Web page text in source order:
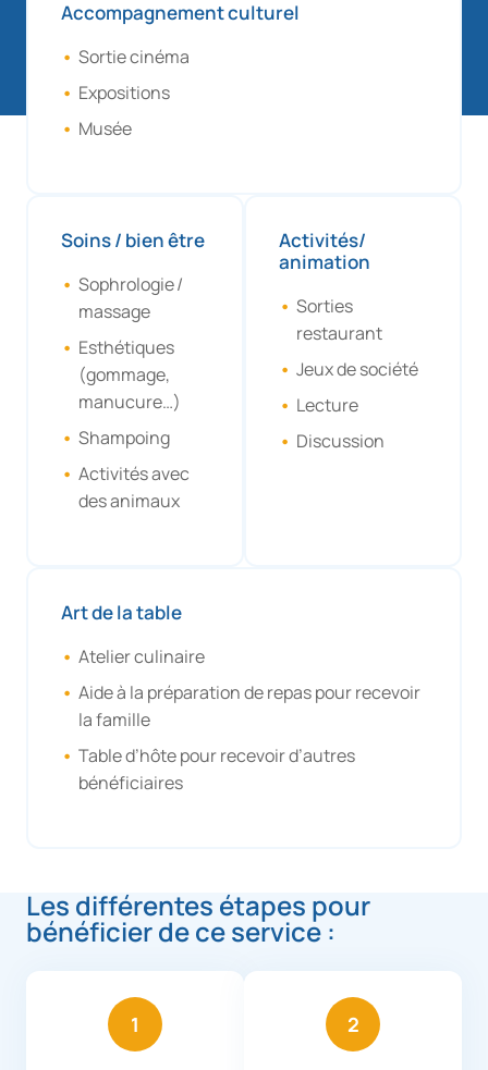
Accompagnement culturel
Sortie cinéma
Expositions
Musée
Soins / bien être
Sophrologie /
massage
Esthétiques
(gommage,
manucure…)
Shampoing
Activités avec
des animaux
Activités/
animation
Sorties
restaurant
Jeux de société
Lecture
Discussion
Art de la table
Atelier culinaire
Aide à la préparation de repas pour recevoir
la famille
Table d’hôte pour recevoir d’autres
bénéficiaires
Les différentes étapes pour
bénéficier de ce service :
1 2